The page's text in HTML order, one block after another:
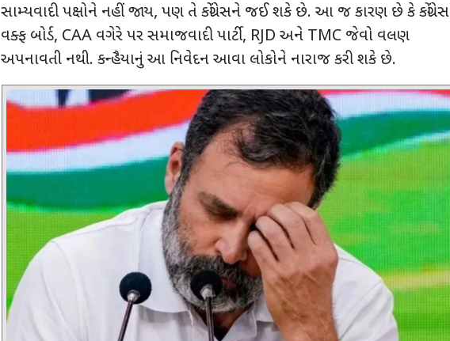
સામ્યવાદી પક્ષોને નહીં જાય, પણ તે કોંગ્રેસને જઈ શકે છે. આ જ કારણ છે કે કોંગ્રેસ
વક્ફ બોર્ડ, CAA વગેરે પર સમાજવાદી પાર્ટી, RJD અને TMC જેવો વલણ
અપનાવતી નથી. કન્હૈયાનું આ નિવેદન આવા લોકોને નારાજ કરી શકે છે.